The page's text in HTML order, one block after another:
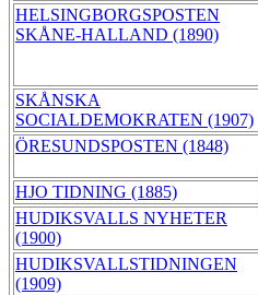
HELSINGBORGSPOSTEN
SKÅNE-HALLAND (1890)
SKÅNSKA
SOCIALDEMOKRATEN (1907)
ÖRESUNDSPOSTEN (1848)
HJO TIDNING (1885)
HUDIKSVALLS NYHETER
(1900)
HUDIKSVALLSTIDNINGEN
(1909)